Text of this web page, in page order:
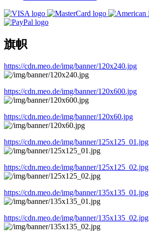
旗帜
https://cdn.meo.de/img/banner/120x240.jpg
https://cdn.meo.de/img/banner/120x600.jpg
https://cdn.meo.de/img/banner/120x60.jpg
https://cdn.meo.de/img/banner/125x125_01.jpg
https://cdn.meo.de/img/banner/125x125_02.jpg
https://cdn.meo.de/img/banner/135x135_01.jpg
https://cdn.meo.de/img/banner/135x135_02.jpg